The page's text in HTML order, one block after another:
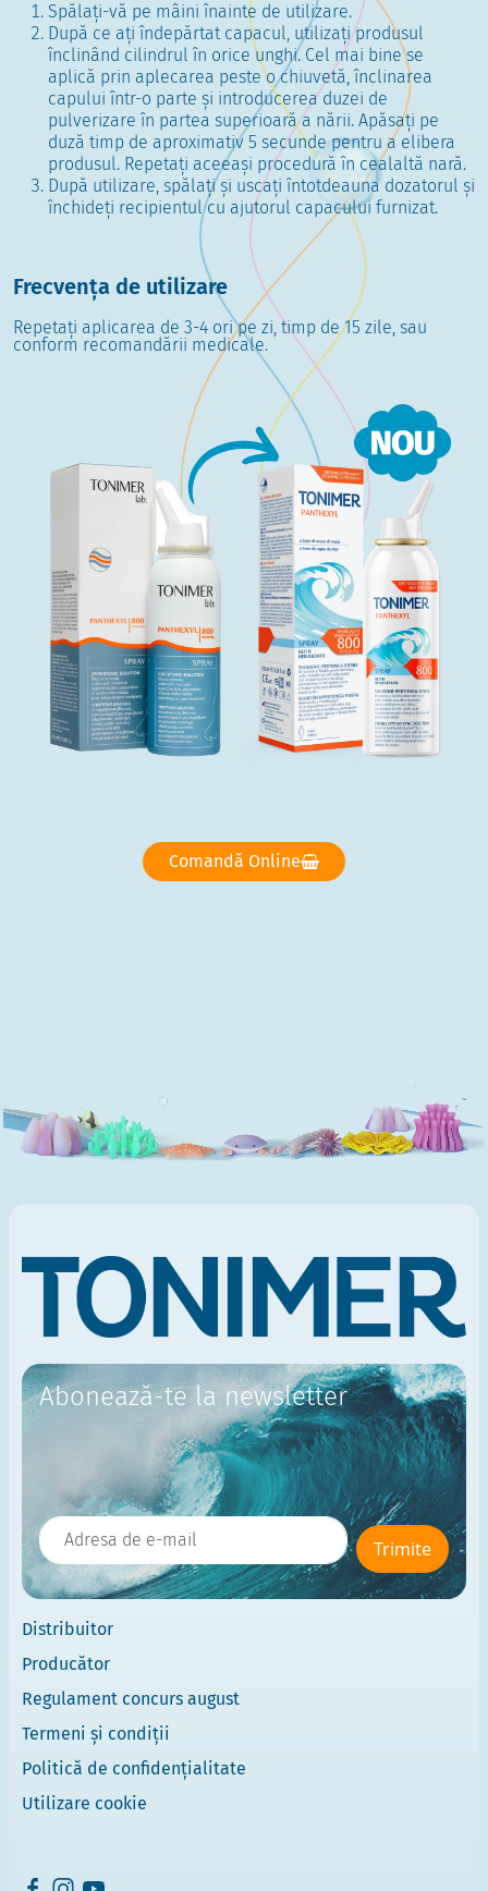
Spălați-vă pe mâini înainte de utilizare.
După ce ați îndepărtat capacul, utilizați produsul
înclinând cilindrul în orice unghi. Cel mai bine se
aplică prin aplecarea peste o chiuvetă, înclinarea
capului într-o parte și introducerea duzei de
pulverizare în partea superioară a nării. Apăsați pe
duză timp de aproximativ 5 secunde pentru a elibera
produsul. Repetați aceeași procedură în cealaltă nară.
După utilizare, spălați și uscați întotdeauna dozatorul și
închideți recipientul cu ajutorul capacului furnizat.
Frecvența de utilizare
Repetați aplicarea de 3-4 ori pe zi, timp de 15 zile, sau
conform recomandării medicale.
Comandă Online
Abonează-te la newsletter
Trimite
Distribuitor
Producător
Regulament concurs august
Termeni și condiții
Politică de confidențialitate
Utilizare cookie